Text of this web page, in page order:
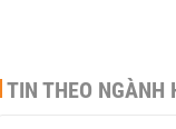
TIN THEO NGÀNH